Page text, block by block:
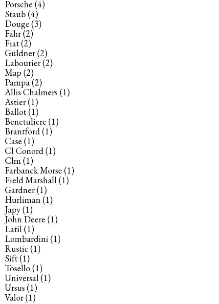
Porsche (4)
Staub(4)
Douge (3)
Fahr(2)
Fiat(2)
Guldner(2)
Labourier(2)
Map(2)
Pampa(2)
Allis Chalmers (1)
Astier(1)
Ballot(1)
Benetuliere (1)
Brantford(1)
Case (1)
Cl Conord(1)
Clm(1)
Farbanck Morse (1)
Field Marshall(1)
Gardner(1)
Hurliman(1)
Japy(1)
John Deere (1)
Latil(1)
Lombardini(1)
Rustic (1)
Sift(1)
Tosello(1)
Universal(1)
Ursus (1)
Valor(1)